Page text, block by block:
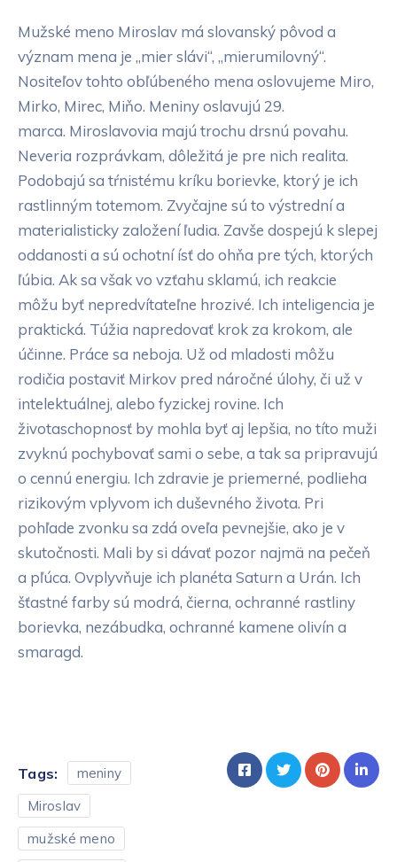
Mužské meno Miroslav má slovanský pôvod a
význam mena je „mier slávi“, „mierumilovný“.
Nositeľov tohto obľúbeného mena oslovujeme Miro,
Mirko, Mirec, Miňo. Meniny oslavujú 29.
marca. Miroslavovia majú trochu drsnú povahu.
Neveria rozprávkam, dôležitá je pre nich realita.
Podobajú sa tŕnistému kríku borievke, ktorý je ich
rastlinným totemom. Zvyčajne sú to výstrední a
materialisticky založení ľudia. Zavše dospejú k slepej
oddanosti a sú ochotní ísť do ohňa pre tých, ktorých
ľúbia. Ak sa však vo vzťahu sklamú, ich reakcie
môžu byť nepredvítateľne hrozivé. Ich inteligencia je
praktická. Túžia napredovať krok za krokom, ale
účinne. Práce sa neboja. Už od mladosti môžu
rodičia postaviť Mirkov pred náročné úlohy, či už v
intelektuálnej, alebo fyzickej rovine. Ich
životaschopnosť by mohla byť aj lepšia, no títo muži
zvyknú pochybovať sami o sebe, a tak sa pripravujú
o cennú energiu. Ich zdravie je priemerné, podlieha
rizikovým vplyvom ich duševného života. Pri
pohľade zvonku sa zdá oveľa pevnejšie, ako je v
skutočnosti. Mali by si dávať pozor najmä na pečeň
a pľúca. Ovplyvňuje ich planéta Saturn a Urán. Ich
šťastné farby sú modrá, čierna, ochranné rastliny
borievka, nezábudka, ochranné kamene olivín a
smaragd.
Tags:
meniny
Miroslav
mužské meno